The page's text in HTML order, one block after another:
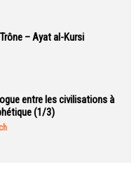
– Ayat al-Kursi
entre les civilisations à
(1/3)